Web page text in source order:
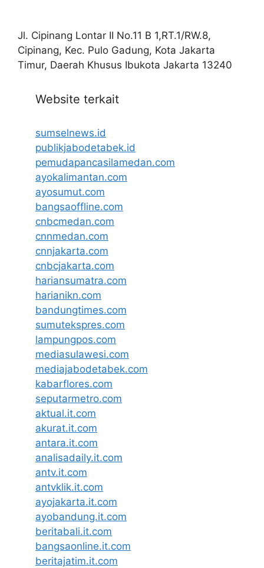
Jl. Cipinang Lontar II No.11 B 1,RT.1/RW.8,
Cipinang, Kec. Pulo Gadung, Kota Jakarta
Timur, Daerah Khusus Ibukota Jakarta 13240
Website terkait
sumselnews.id
publikjabodetabek.id
pemudapancasilamedan.com
ayokalimantan.com
ayosumut.com
bangsaoffline.com
cnbcmedan.com
cnnmedan.com
cnnjakarta.com
cnbcjakarta.com
hariansumatra.com
harianikn.com
bandungtimes.com
sumutekspres.com
lampungpos.com
mediasulawesi.com
mediajabodetabek.com
kabarflores.com
seputarmetro.com
aktual.it.com
akurat.it.com
antara.it.com
analisadaily.it.com
antv.it.com
antvklik.it.com
ayojakarta.it.com
ayobandung.it.com
beritabali.it.com
bangsaonline.it.com
beritajatim.it.com